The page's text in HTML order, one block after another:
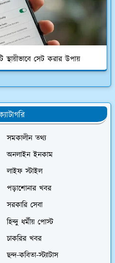
স্থায়ীভাবে সেট করার উপায়
সমকালীন তথ্য
অনলাইন ইনকাম
লাইফ স্টাইল
পড়াশোনার খবর
সরকারি সেবা
হিন্দু ধর্মীয় পোস্ট
চাকরির খবর
ছন্দ-কবিতা-স্ট্যাটাস